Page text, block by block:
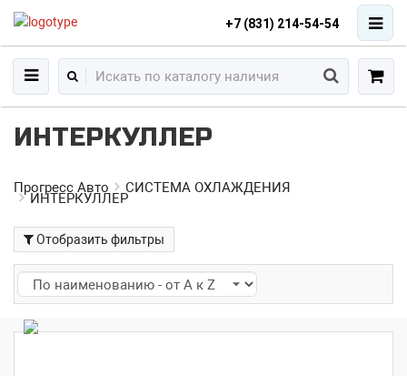
+7 (831) 214-54-54
ИНТЕРКУЛЛЕР
Прогресс Авто СИСТЕМА ОХЛАЖДЕНИЯ
ИНТЕРКУЛЛЕР
Отобразить фильтры